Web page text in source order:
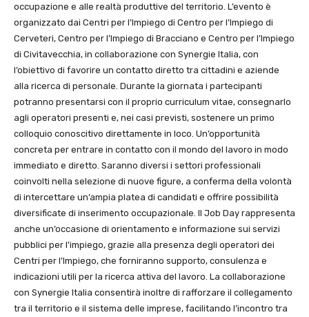
occupazione e alle realtà produttive del territorio. L’evento è
organizzato dai Centri per l’Impiego di Centro per l’Impiego di
Cerveteri, Centro per l’Impiego di Bracciano e Centro per l’Impiego
di Civitavecchia, in collaborazione con Synergie Italia, con
l’obiettivo di favorire un contatto diretto tra cittadini e aziende
alla ricerca di personale. Durante la giornata i partecipanti
potranno presentarsi con il proprio curriculum vitae, consegnarlo
agli operatori presenti e, nei casi previsti, sostenere un primo
colloquio conoscitivo direttamente in loco. Un’opportunità
concreta per entrare in contatto con il mondo del lavoro in modo
immediato e diretto. Saranno diversi i settori professionali
coinvolti nella selezione di nuove figure, a conferma della volontà
di intercettare un’ampia platea di candidati e offrire possibilità
diversificate di inserimento occupazionale. Il Job Day rappresenta
anche un’occasione di orientamento e informazione sui servizi
pubblici per l’impiego, grazie alla presenza degli operatori dei
Centri per l’Impiego, che forniranno supporto, consulenza e
indicazioni utili per la ricerca attiva del lavoro. La collaborazione
con Synergie Italia consentirà inoltre di rafforzare il collegamento
tra il territorio e il sistema delle imprese, facilitando l’incontro tra